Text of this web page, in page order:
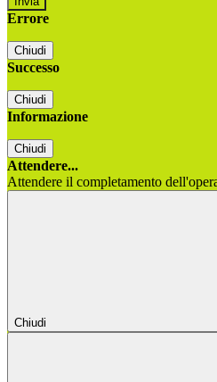
Errore
Chiudi
Successo
Chiudi
Informazione
Chiudi
Attendere...
Attendere il completamento
Chiudi